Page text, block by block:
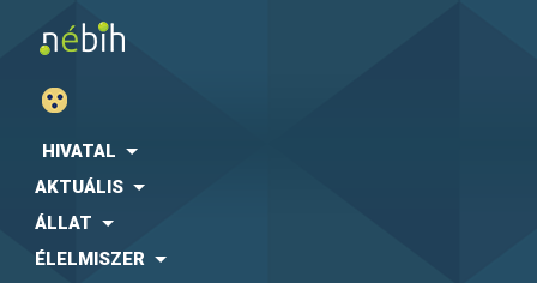
HIVATAL
AKTUÁLIS
ÁLLAT
ÉLELMISZER